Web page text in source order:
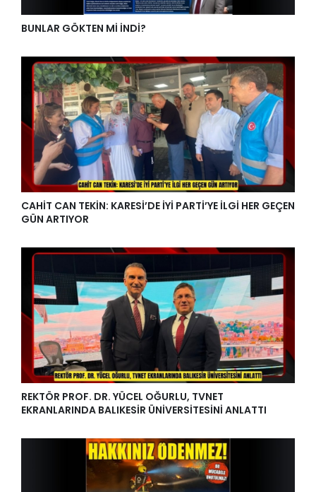
BUNLAR GÖKTEN Mİ İNDİ?
CAHİT CAN TEKİN: KARESİ’DE İYİ PARTİ’YE İLGİ HER GEÇEN
GÜN ARTIYOR
REKTÖR PROF. DR. YÜCEL OĞURLU, TVNET
EKRANLARINDA BALIKESİR ÜNİVERSİTESİNİ ANLATTI